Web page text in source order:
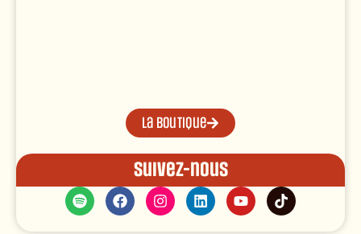
La boutique
Suivez-nous